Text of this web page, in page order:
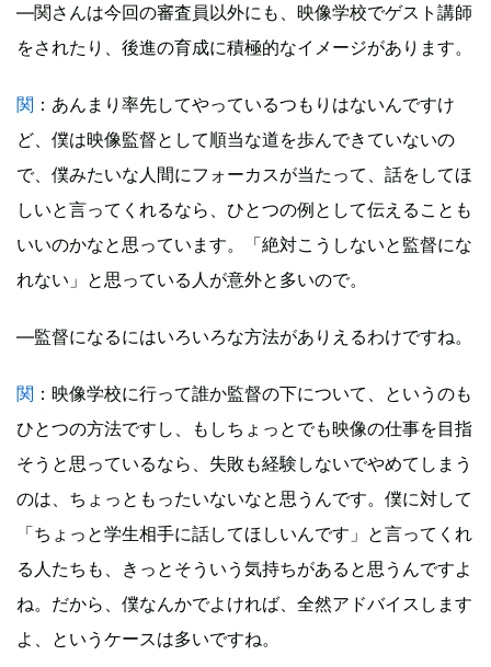
―関さんは今回の審査員以外にも、映像学校でゲスト講師
をされたり、後進の育成に積極的なイメージがあります。
関 ：あんまり率先してやっているつもりはないんですけ
ど、僕は映像監督として順当な道を歩んできていないの
で、僕みたいな人間にフォーカスが当たって、話をしてほ
しいと言ってくれるなら、ひとつの例として伝えることも
いいのかなと思っています。「絶対こうしないと監督にな
れない」と思っている人が意外と多いので。
―監督になるにはいろいろな方法がありえるわけですね。
関 ：映像学校に行って誰か監督の下について、というのも
ひとつの方法ですし、もしちょっとでも映像の仕事を目指
そうと思っているなら、失敗も経験しないでやめてしまう
のは、ちょっともったいないなと思うんです。僕に対して
「ちょっと学生相手に話してほしいんです」と言ってくれ
る人たちも、きっとそういう気持ちがあると思うんですよ
ね。だから、僕なんかでよければ、全然アドバイスします
よ、というケースは多いですね。